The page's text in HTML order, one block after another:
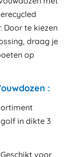
Door te kiezen
draag je
op
:
in dikte 3
voor